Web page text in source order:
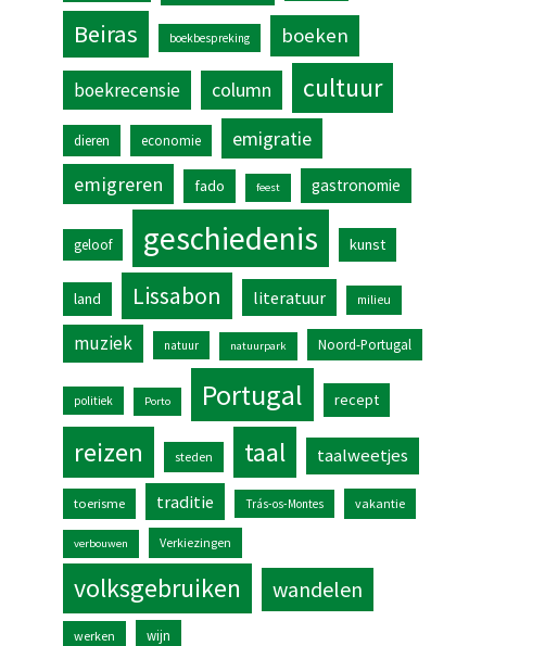
Beiras boekbespreking boeken
boekrecensie column cultuur
dieren economie
emigratie
emigreren
fado feest gastronomie
geloof geschiedenis kunst
land Lissabon literatuur milieu
muziek natuur natuurpark Noord-Portugal
politiek Porto Portugal recept
reizen steden taal taalweetjes
toerisme traditie Trás-os-Montes vakantie
verbouwen Verkiezingen
volksgebruiken wandelen
werken wijn